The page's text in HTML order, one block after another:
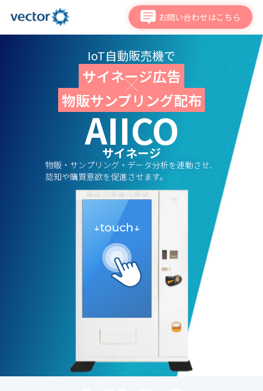
お問い合わせはこちら
IoT自動販売機で
サイネージ広告
物販サンプリング配布
AIICO
サイネージ
物販・サンプリング・データ分析を連動させ、
認知や購買意欲を促進させます。